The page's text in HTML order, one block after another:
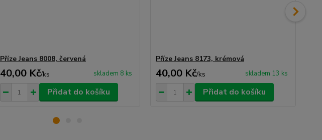
Příze Jeans 8008, červená
40,00 Kč/ks skladem 8 ks
Přidat do košíku
Příze Jeans 8173, krémová
40,00 Kč/ks skladem 13 ks
Přidat do košíku